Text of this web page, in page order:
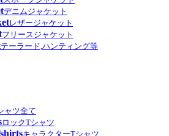
デニムジャケット
レザージャケット
フリースジャケット
テーラード,ハンティング等
ャツ全て
ロックTシャツ
キャラクターTシャツ